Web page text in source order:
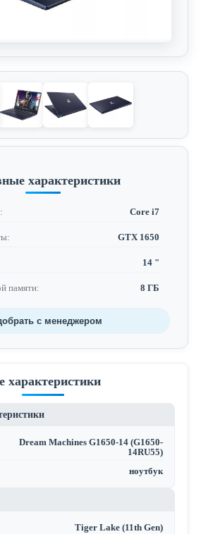
характеристики
Core i7
GTX 1650
14 "
памяти: 8 ГБ
с менеджером
характеристики
Dream Machines G1650-14 (G1650-
14RU55)
ноутбук
Tiger Lake (11th Gen)